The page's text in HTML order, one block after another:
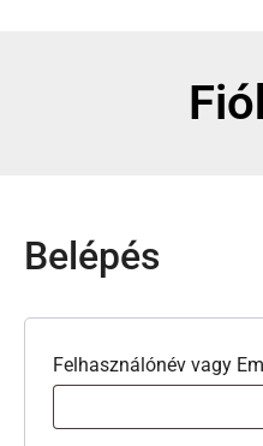
Belépés
Felhasználónév vagy